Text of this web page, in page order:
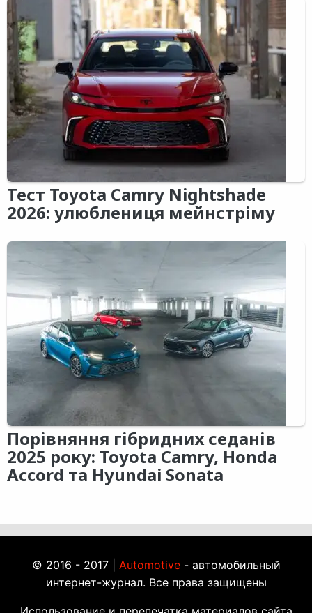
Тест Toyota Camry Nightshade
2026: улюблениця мейнстріму
Порівняння гібридних седанів
2025 року: Toyota Camry, Honda
Accord та Hyundai Sonata
© 2016 - 2017 | Automotive- автомобильный
интернет-журнал. Все права защищены